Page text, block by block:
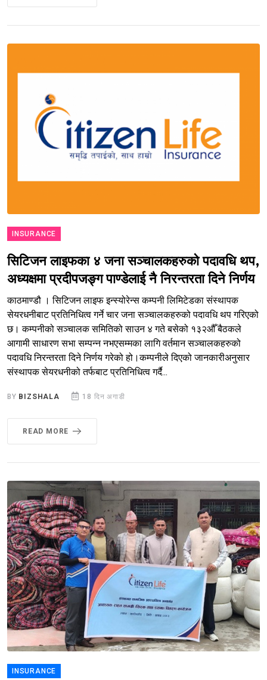
INSURANCE
सिटिजन लाइफका ४ जना सञ्चालकहरुको पदावधि थप,
अध्यक्षमा प्रदीपजङ्ग पाण्डेलाई नै निरन्तरता दिने निर्णय
काठमाण्डौ । सिटिजन लाइफ इन्स्योरेन्स कम्पनी लिमिटेडका संस्थापक
सेयरधनीबाट प्रतिनिधित्व गर्ने चार जना सञ्चालकहरुको पदावधि थप गरिएको
छ। कम्पनीको सञ्चालक समितिको साउन ४ गते बसेको १३२औँ बैठकले
आगामी साधारण सभा सम्पन्न नभएसम्मका लागि वर्तमान सञ्चालकहरुको
पदावधि निरन्तरता दिने निर्णय गरेको हो।कम्पनीले दिएको जानकारीअनुसार
संस्थापक सेयरधनीको तर्फबाट प्रतिनिधित्व गर्दै...
BY BIZSHALA 18 दिन अगाडी
READ MORE
INSURANCE